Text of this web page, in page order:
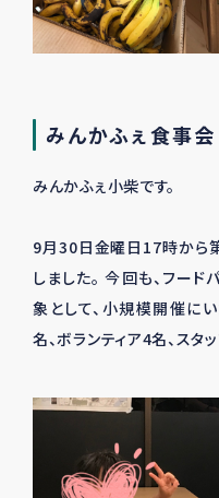
みんかふぇ食事会
みんかふぇ小柴です。
9月30日金曜日17時から
しました。 今回も、フー
象として、小規模開催に
名、ボランティア4名、スタ